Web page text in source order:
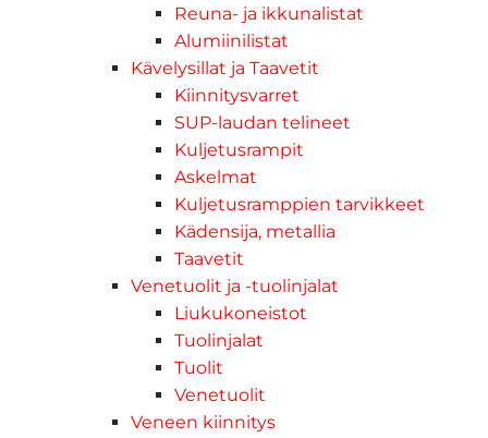
Reuna- ja ikkunalistat
Alumiinilistat
Kävelysillat ja Taavetit
Kiinnitysvarret
SUP-laudan telineet
Kuljetusrampit
Askelmat
Kuljetusramppien tarvikkeet
Kädensija, metallia
Taavetit
Venetuolit ja -tuolinjalat
Liukukoneistot
Tuolinjalat
Tuolit
Venetuolit
Veneen kiinnitys